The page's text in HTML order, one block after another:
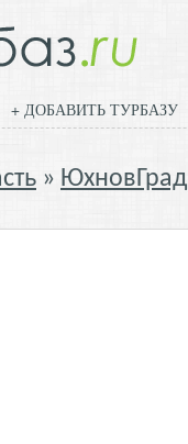
+ ДОБАВИТЬ ТУРБАЗУ
ЮхновГрад